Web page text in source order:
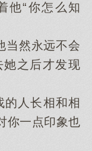
“你怎么知
然永远不会
之后才发现
人长相和相
你一点印象也